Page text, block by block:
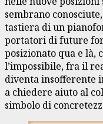
sembrano
tastiera di un
portatori di future
posizionato qua e là,
l’impossibile, fra il
diventa insofferente
a chiedere aiuto al
simbolo di